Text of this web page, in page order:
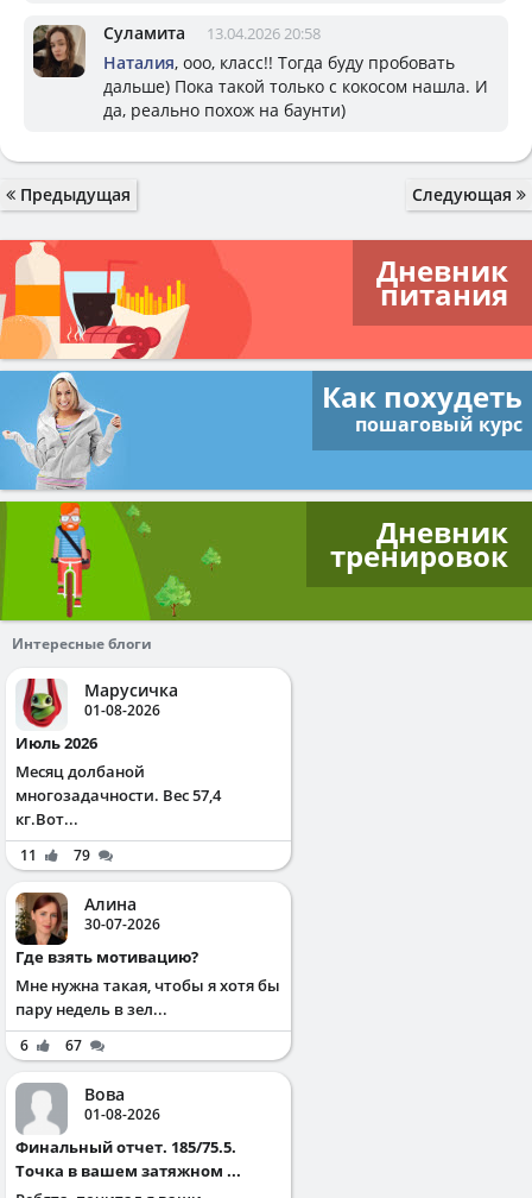
Суламита 13.04.2026 20:58
Наталия, ооо, класс!! Тогда буду пробовать
дальше) Пока такой только с кокосом нашла. И
да, реально похож на баунти)
Предыдущая Следующая
Дневник
питания
Как похудеть
пошаговый курс
Дневник
тренировок
Интересные блоги
Марусичка
01-08-2026
Июль 2026
Месяц долбаной
многозадачности. Вес 57,4
кг.Вот...
11 79
Алина
30-07-2026
Где взять мотивацию?
Мне нужна такая, чтобы я хотя бы
пару недель в зел...
6 67
Вова
01-08-2026
Финальный отчет. 185/75.5.
Точка в вашем затяжном ...